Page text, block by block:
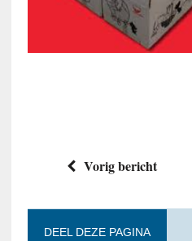
Vorig bericht
DEEL DEZE PAGINA